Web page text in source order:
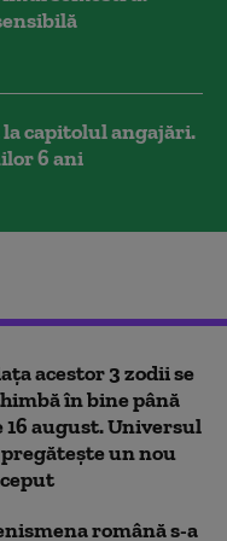
capitolul angajări.
6 ani
acestor 3 zodii se
în bine până
16 august. Universul
un nou
română s-a